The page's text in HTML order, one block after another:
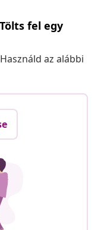
fel egy
az alábbi